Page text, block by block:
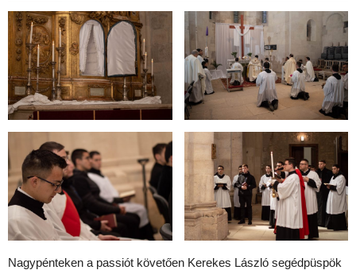
Nagypénteken a passiót követően Kerekes László segédpüspök